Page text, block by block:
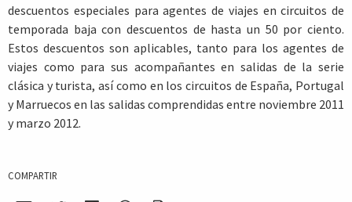
descuentos especiales para agentes de viajes en circuitos de
temporada baja con descuentos de hasta un 50 por ciento.
Estos descuentos son aplicables, tanto para los agentes de
viajes como para sus acompañantes en salidas de la serie
clásica y turista, así como en los circuitos de España, Portugal
y Marruecos en las salidas comprendidas entre noviembre 2011
y marzo 2012.
COMPARTIR